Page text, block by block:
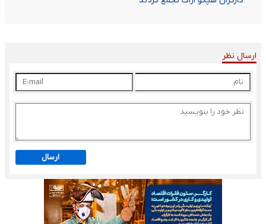
ارسال نظر
ارسال